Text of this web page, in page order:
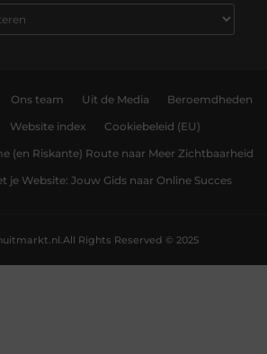
Ons team Uit de Media Beroemdheden
Website index Cookiebeleid (EU)
(en Riskante) Route naar Meer Zichtbaarheid
je Website: Jouw Gids naar Online Succes
All Rights Reserved © 2025